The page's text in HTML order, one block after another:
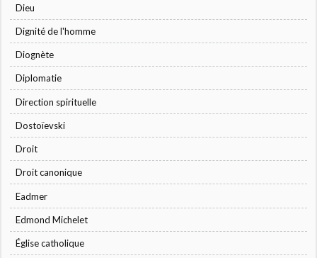
Dieu
Dignité de l'homme
Diognète
Diplomatie
Direction spirituelle
Dostoïevski
Droit
Droit canonique
Eadmer
Edmond Michelet
Église catholique